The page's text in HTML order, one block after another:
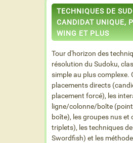
TECHNIQUES DE
CANDIDAT UNIQUE,
WING ET PLUS
Tour d'horizon des
résolution du Sudoku,
simple au plus complexe.
placements directs
placement forcé), les
ligne/colonne/boîte
boîte), les groupes nus et
triplets), les techniques
Swordfish) et les